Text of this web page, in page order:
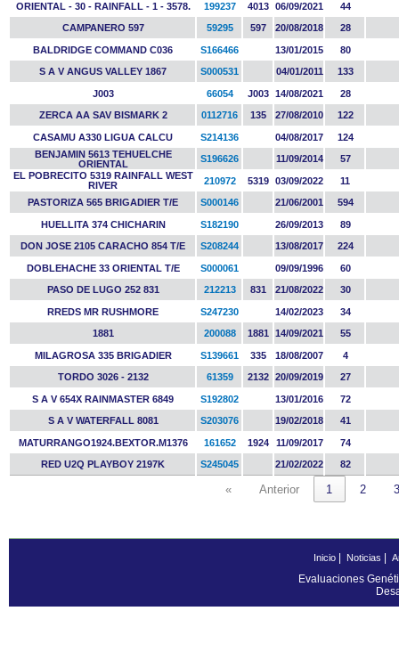
ORIENTAL - 30 - RAINFALL - 1 - 3578. 199237 4013 06/09/2021
44
CAMPANERO 597
59295 597 20/08/2018 28
BALDRIDGE COMMAND C036 S166466 13/01/2015
80
S A V ANGUS VALLEY 1867
S000531 04/01/2011 133
J003 66054 J003 14/08/2021
28
ZERCA AA SAV BISMARK 2
0112716 135 27/08/2010 122
CASAMU A330 LIGUA CALCU S214136 04/08/2017
124
BENJAMIN 5613 TEHUELCHE
ORIENTAL
S196626 11/09/2014
57
EL POBRECITO 5319 RAINFALL WEST
RIVER
210972 5319 03/09/2022
11
PASTORIZA 565 BRIGADIER T/E
S000146 21/06/2001 594
HUELLITA 374 CHICHARIN S182190 26/09/2013
89
DON JOSE 2105 CARACHO 854 T/E
S208244 13/08/2017 224
DOBLEHACHE 33 ORIENTAL T/E S000061 09/09/1996
60
PASO DE LUGO 252 831
212213 831 21/08/2022 30
RREDS MR RUSHMORE S247230 14/02/2023
34
1881
200088 1881 14/09/2021 55
MILAGROSA 335 BRIGADIER S139661 335 18/08/2007
4
TORDO 3026 - 2132
61359 2132 20/09/2019 27
S A V 654X RAINMASTER 6849 S192802 13/01/2016
72
S A V WATERFALL 8081
S203076 19/02/2018 41
MATURRANGO1924.BEXTOR.M1376 161652 1924 11/09/2017
74
RED U2Q PLAYBOY 2197K
S245045 21/02/2022 82
« Anterior 1 2 3
Inicio| Noticias
Evaluaciones